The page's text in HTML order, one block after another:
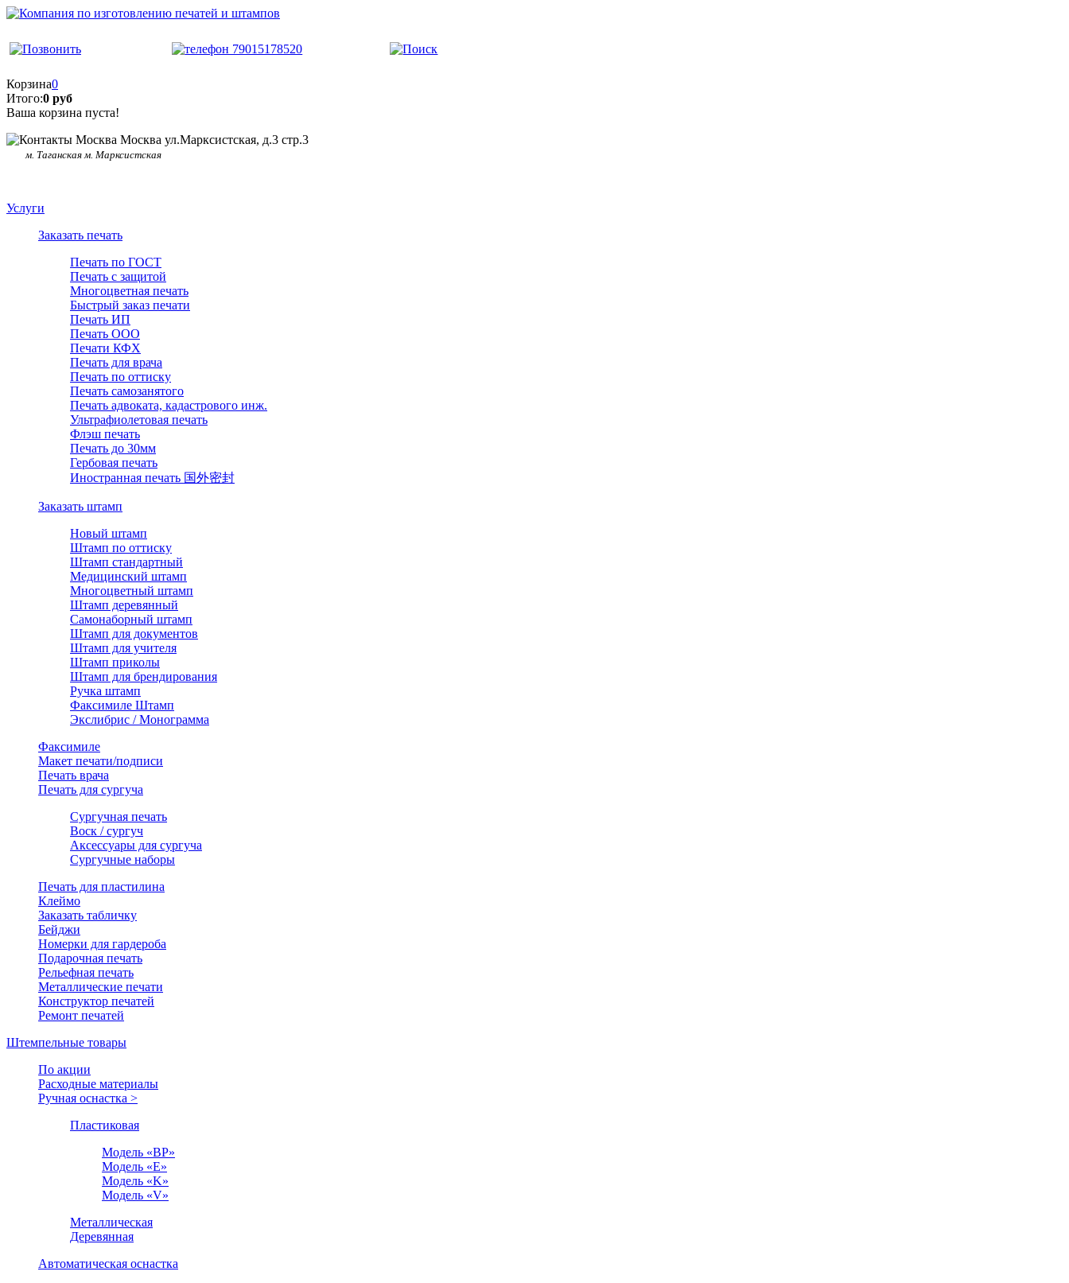
Корзина0
Итого:0 руб
Ваша корзина пуста!
Москва ул.Марксистская, д.3 стр.3
м. Таганская м. Марксистская
Услуги
Заказать печать
Печать по ГОСТ
Печать с защитой
Многоцветная печать
Быстрый заказ печати
Печать ИП
Печать ООО
Печати КФХ
Печать для врача
Печать по оттиску
Печать самозанятого
Печать адвоката, кадастрового инж.
Ультрафиолетовая печать
Флэш печать
Печать до 30мм
Гербовая печать
Иностранная печать 国外密封
Заказать штамп
Новый штамп
Штамп по оттиску
Штамп стандартный
Медицинский штамп
Многоцветный штамп
Штамп деревянный
Самонаборный штамп
Штамп для документов
Штамп для учителя
Штамп приколы
Штамп для брендирования
Ручка штамп
Факсимиле Штамп
Экслибрис / Монограмма
Факсимиле
Макет печати/подписи
Печать врача
Печать для сургуча
Сургучная печать
Воск / сургуч
Аксессуары для сургуча
Сургучные наборы
Печать для пластилина
Клеймо
Заказать табличку
Бейджи
Номерки для гардероба
Подарочная печать
Рельефная печать
Металлические печати
Конструктор печатей
Ремонт печатей
Штемпельные товары
По акции
Расходные материалы
Ручная оснастка >
Пластиковая
Модель «BP»
Модель «E»
Модель «K»
Модель «V»
Металлическая
Деревянная
Автоматическая оснастка